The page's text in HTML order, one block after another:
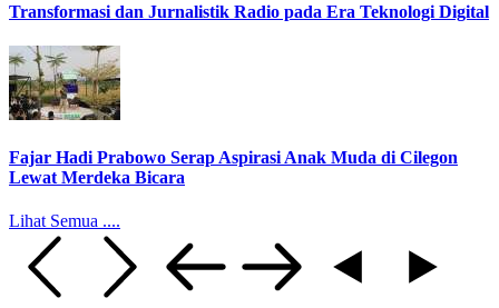
Transformasi dan Jurnalistik Radio pada Era Teknologi Digital
Fajar Hadi Prabowo Serap Aspirasi Anak Muda di Cilegon
Lewat Merdeka Bicara
Lihat Semua ....